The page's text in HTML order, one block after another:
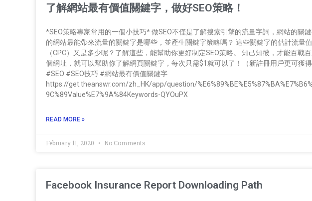
了解網站最有價值關鍵字，做好SEO策略！
*SEO策略專家常用的一個小技巧* 做SEO不僅是了解搜索引擎的流量字詞，網站的關
的網站最能帶來流量的關鍵字是哪些，並產生關鍵字策略嗎？ 這些關鍵字的估計流量
（CPC）又是多少呢？了解這些，能幫助你更好制定SEO策略。 知己知彼，才能百戰
個網址，就可以幫助你了解網頁關鍵字，每次只需$1就可以了！（新註冊用戶更可獲
#SEO #SEO技巧 #網站最有價值關鍵字
https://get.theanswr.com/zh_HK/app/question/
9C%89Value%E7%9A%84Keywords-QYOuPX
READ MORE »
February 11, 2020 No Comments
Facebook Insurance Report Downloading Path